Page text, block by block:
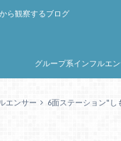
ら観察するブログ
グループ系インフルエ
エンサー 6面ステーション"し